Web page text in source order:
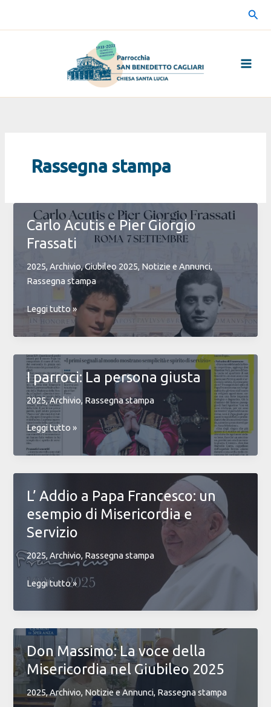
Rassegna stampa
Carlo Acutis e Pier Giorgio
Frassati
2025,Archivio,Giubileo 2025, Notizie e Annunci,
Rassegna stampa
Carlo
Acutis
e
Giorgio
Frassati
Leggi tutto »
I parroci: La persona giusta
2025,Archivio, Rassegna stampa
I
parroci:
La
persona
Leggi tutto »
L’ Addio a Papa Francesco: un
esempio di Misericordia e
Servizio
2025,Archivio, Rassegna stampa
L’
a
Papa
Francesco:
un
esempio
di
Misericordia
Leggi tutto »
Don Massimo: La voce della
Misericordia nel Giubileo 2025
2025,Archivio, Notizie e Annunci, Rassegna stampa